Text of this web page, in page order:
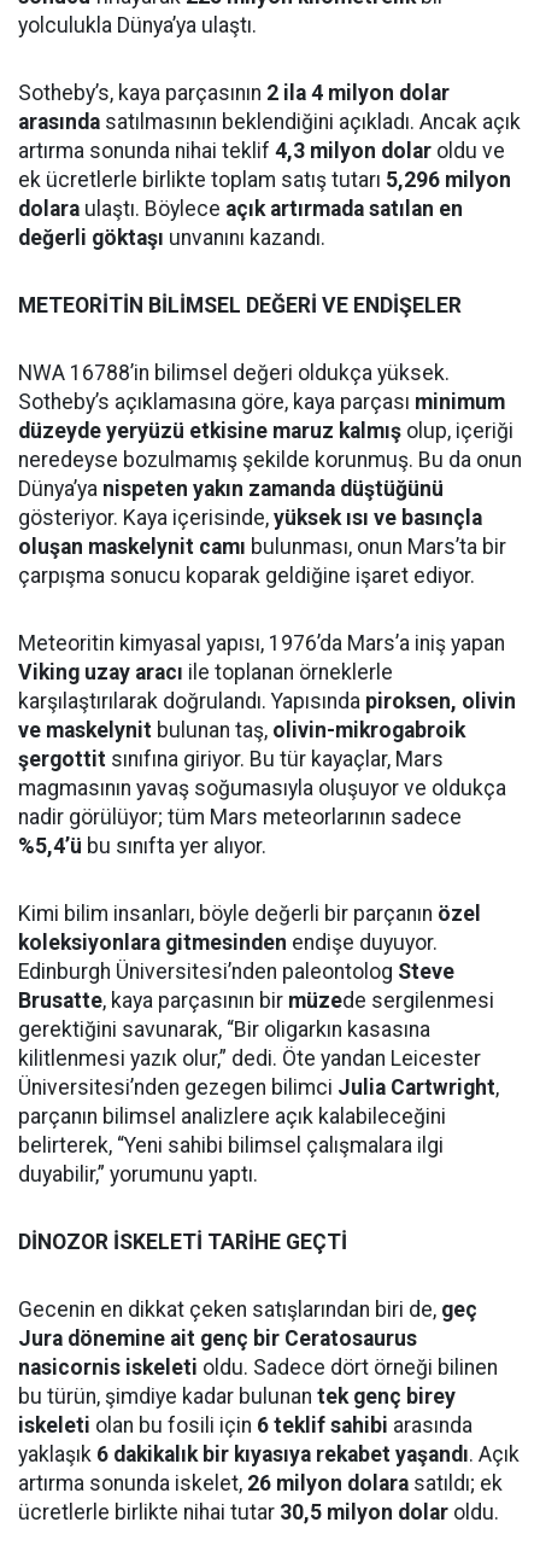
yolculukla Dünya’ya ulaştı.
Sotheby’s, kaya parçasının 2 ila 4 milyon dolar
arasında satılmasının beklendiğini açıkladı. Ancak açık
artırma sonunda nihai teklif 4,3 milyon dolar oldu ve
ek ücretlerle birlikte toplam satış tutarı 5,296 milyon
dolara ulaştı. Böylece açık artırmada satılan en
değerli göktaşı unvanını kazandı.
METEORİTİN BİLİMSEL DEĞERİ VE ENDİŞELER
NWA 16788’in bilimsel değeri oldukça yüksek.
Sotheby’s açıklamasına göre, kaya parçası minimum
düzeyde yeryüzü etkisine maruz kalmış olup, içeriği
neredeyse bozulmamış şekilde korunmuş. Bu da onun
Dünya’ya nispeten yakın zamanda düştüğünü
gösteriyor. Kaya içerisinde, yüksek ısı ve basınçla
oluşan maskelynit camı bulunması, onun Mars’ta bir
çarpışma sonucu koparak geldiğine işaret ediyor.
Meteoritin kimyasal yapısı, 1976’da Mars’a iniş yapan
Viking uzay aracı ile toplanan örneklerle
karşılaştırılarak doğrulandı. Yapısında piroksen, olivin
ve maskelynit bulunan taş, olivin-mikrogabroik
şergottit sınıfına giriyor. Bu tür kayaçlar, Mars
magmasının yavaş soğumasıyla oluşuyor ve oldukça
nadir görülüyor; tüm Mars meteorlarının sadece
%5,4’ü bu sınıfta yer alıyor.
Kimi bilim insanları, böyle değerli bir parçanın özel
koleksiyonlara gitmesinden endişe duyuyor.
Edinburgh Üniversitesi’nden paleontolog Steve
Brusatte, kaya parçasının bir müzede sergilenmesi
gerektiğini savunarak, “Bir oligarkın kasasına
kilitlenmesi yazık olur,” dedi. Öte yandan Leicester
Üniversitesi’nden gezegen bilimci Julia Cartwright,
parçanın bilimsel analizlere açık kalabileceğini
belirterek, “Yeni sahibi bilimsel çalışmalara ilgi
duyabilir,” yorumunu yaptı.
DİNOZOR İSKELETİ TARİHE GEÇTİ
Gecenin en dikkat çeken satışlarından biri de, geç
Jura dönemine ait genç bir Ceratosaurus
nasicornis iskeleti oldu. Sadece dört örneği bilinen
bu türün, şimdiye kadar bulunan tek genç birey
iskeleti olan bu fosili için 6 teklif sahibi arasında
yaklaşık 6 dakikalık bir kıyasıya rekabet yaşandı. Açık
artırma sonunda iskelet, 26 milyon dolara satıldı; ek
ücretlerle birlikte nihai tutar 30,5 milyon dolar oldu.